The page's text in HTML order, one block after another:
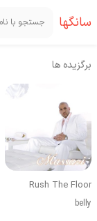
سانگها
برگزیده ها
Rush The Floor
belly